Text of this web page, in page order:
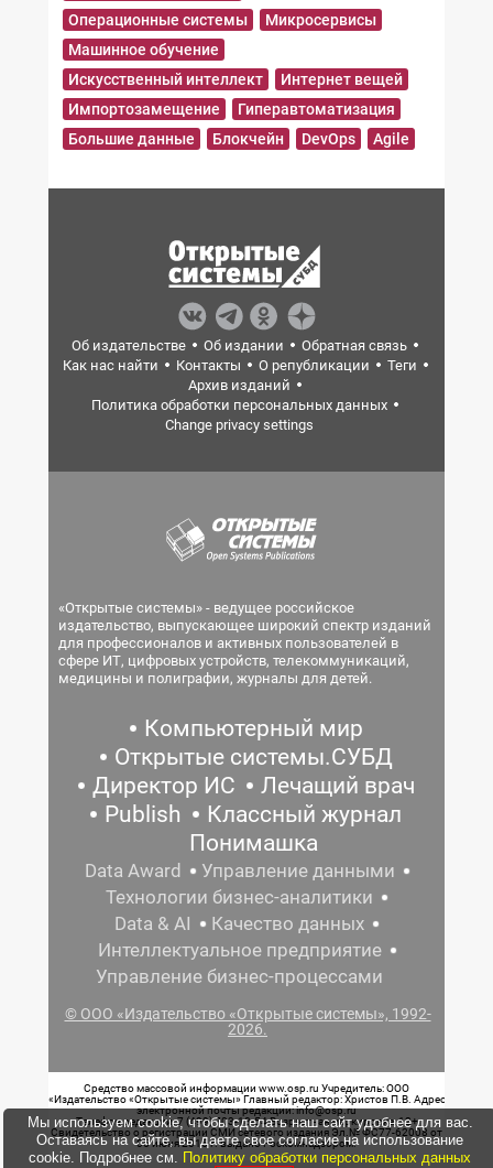
Операционные системы
Микросервисы
Машинное обучение
Искусственный интеллект
Интернет вещей
Импортозамещение
Гиперавтоматизация
Большие данные
Блокчейн DevOps Agile
Об издательстве Об издании
Обратная связь
Как нас найти
Контакты О републикации
Теги
Архив изданий
Политика обработки персональных данных
Change privacy settings
«Открытые системы» - ведущее российское
издательство, выпускающее широкий спектр изданий
для профессионалов и активных пользователей в
сфере ИТ, цифровых устройств, телекоммуникаций,
медицины и полиграфии, журналы для детей.
Компьютерный мир
Открытые системы.СУБД
Директор ИС
Лечащий врач
Publish
Классный журнал
Понимашка
Data Award
Управление данными
Технологии бизнес-аналитики
Data & AI
Качество данных
Интеллектуальное предприятие
Управление бизнес-процессами
© ООО «Издательство «Открытые системы», 1992-
2026.
Средство массовой информации www.osp.ru Учредитель: ООО
«Издательство «Открытые системы» Главный редактор: Христов П.В. Адрес
электронной почты редакции: info@osp.ru
Телефон редакции: 7 (499) 703-18-54 Возрастная маркировка: 12+
Свидетельство о регистрации СМИ сетевого издания Эл.№ ФС77-62008 от
05 июня 2015 г. выдано Роскомнадзором.
Мы используем cookie, чтобы сделать наш сайт удобнее для вас.
Оставаясь на сайте, вы даете свое согласие на использование
cookie. Подробнее см. Политику обработки персональных данных